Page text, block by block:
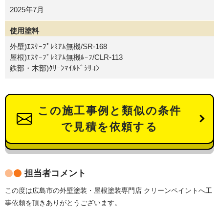
2025年7月
使用塗料
外壁)ｴｽｹｰﾌﾟﾚﾐｱﾑ無機/SR-168
屋根)ｴｽｹｰﾌﾟﾚﾐｱﾑ無機ﾙｰﾌ/CLR-113
鉄部・木部)ｸﾘｰﾝﾏｲﾙﾄﾞｼﾘｺﾝ
この施工事例と類似の条件
で見積を依頼する
担当者コメント
この度は広島市の外壁塗装・屋根塗装専門店 クリーンペイントへ工
事依頼を頂きありがとうございます。